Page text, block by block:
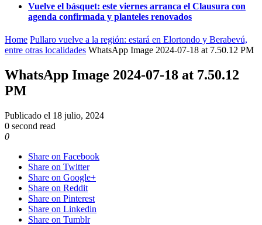
Vuelve el básquet: este viernes arranca el Clausura con
agenda confirmada y planteles renovados
Home Pullaro vuelve a la región: estará en Elortondo y Berabevú,
entre otras localidades WhatsApp Image 2024-07-18 at 7.50.12 PM
WhatsApp Image 2024-07-18 at 7.50.12
PM
Publicado el 18 julio, 2024
0 second read
0
Share on Facebook
Share on Twitter
Share on Google+
Share on Reddit
Share on Pinterest
Share on Linkedin
Share on Tumblr